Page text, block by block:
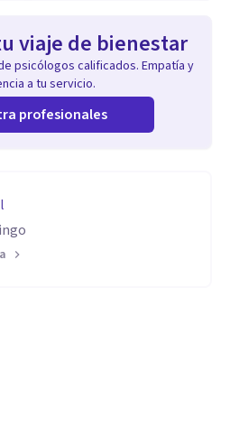
viaje de bienestar
psicólogos calificados. Empatía y
a tu servicio.
profesionales